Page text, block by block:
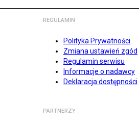
REGULAMIN
Polityka Prywatności
Zmiana ustawień zgód
Regulamin serwisu
Informacje o nadawcy
Deklaracja dostępności
PARTNERZY